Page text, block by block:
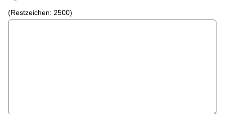
(Restzeichen: 2500)